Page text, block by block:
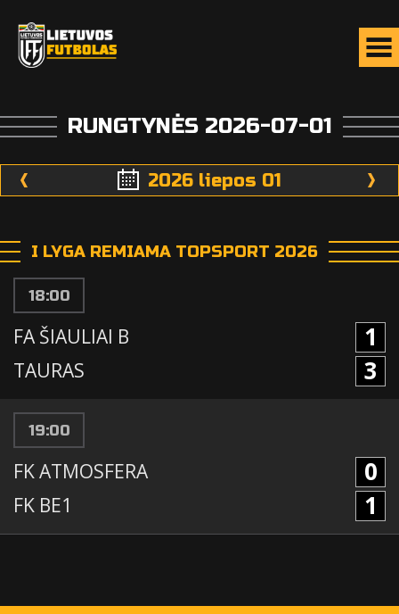
RUNGTYNĖS 2026-07-01
2026 liepos 01
I LYGA REMIAMA TOPSPORT 2026
18:00
FA ŠIAULIAI B 1
TAURAS 3
19:00
FK ATMOSFERA 0
FK BE1 1